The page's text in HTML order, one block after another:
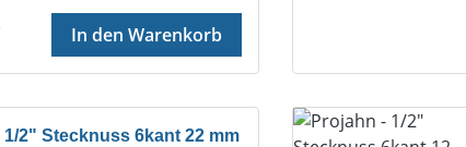
Preis:In den Warenkorb
1/2" Stecknuss 6kant 22 mm